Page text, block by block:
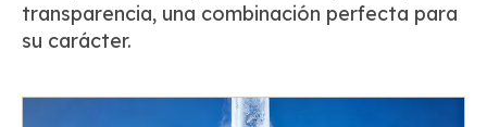
transparencia, una combinación perfecta para
su carácter.